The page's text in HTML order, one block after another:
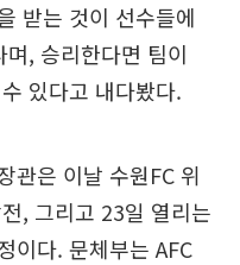
받는 것이 선수들에
, 승리한다면 팀이
있다고 내다봤다.
관은 이날 수원FC 위
, 그리고 23일 열리는
이다. 문체부는 AFC